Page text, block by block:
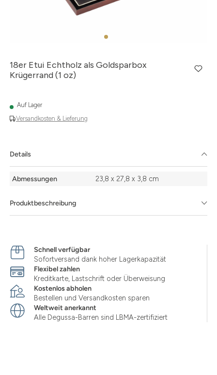
18er Etui Echtholz als Goldsparbox
Krügerrand (1 oz)
Versandkosten & Lieferung
Auf Lager
Details
Produktbeschreibung
Details
Abmessungen 23,8 x 27,8 x 3,8 cm
Schnell verfügbar
Sofortversand dank hoher Lagerkapazität
Flexibel zahlen
Kreditkarte, Lastschrift oder Überweisung
Kostenlos abholen
Bestellen und Versandkosten sparen
Weltweit anerkannt
Alle Degussa-Barren sind LBMA-zertifiziert